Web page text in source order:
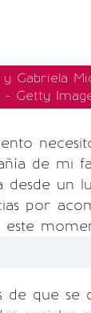
y Gabriela
Getty
de mi
desde un
por
este
de que se